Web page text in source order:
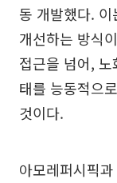
동 개발했다.
개선하는 방식
접근을 넘어,
태를 능동적으
것이다.
아모레퍼시픽